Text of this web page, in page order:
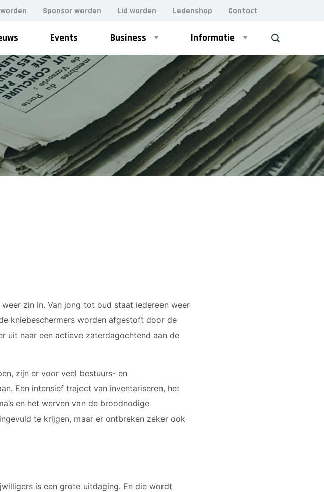
Sponsor worden Lid worden Ledenshop Contact
Events Business Informatie
ZOEK
zin in. Van jong tot oud staat iedereen weer
kniebeschermers worden afgestoft door de
uit naar een actieve zaterdagochtend aan de
zijn er voor veel bestuurs- en
Een intensief traject van inventariseren, het
en het werven van de broodnodige
te krijgen, maar er ontbreken zeker ook
is een grote uitdaging. En die wordt